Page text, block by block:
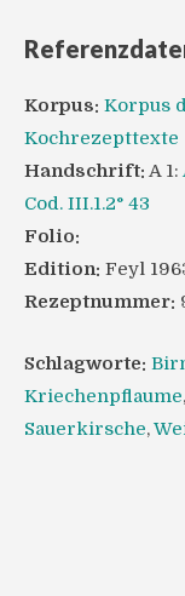
Korpus: Korpus
Kochrezepttexte
Handschrift: A 1:
Cod. III.1.2° 43
Folio:
Edition: Feyl
Rezeptnummer:
Schlagworte:
Kriechenpflaume,
Sauerkirsche,